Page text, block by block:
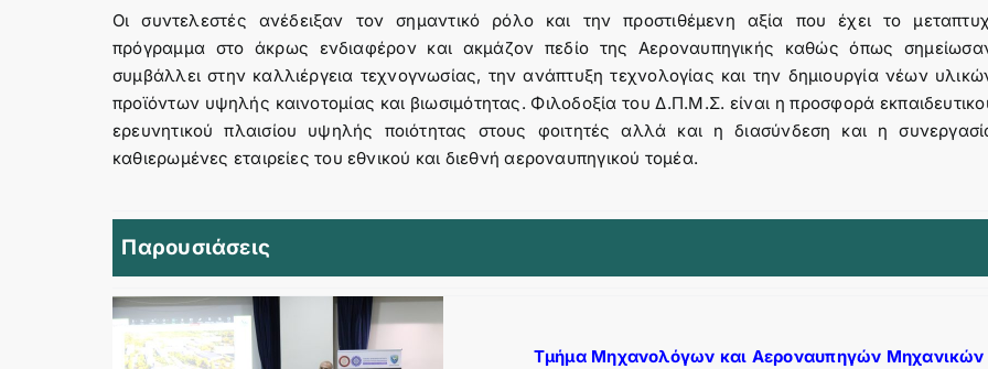
Οι συντελεστές ανέδειξαν τον σημαντικό ρόλο και την προστιθέμενη αξία που έχει το
πρόγραμμα στο άκρως ενδιαφέρον και ακμάζον πεδίο της Αεροναυπηγικής καθώς όπως
συμβάλλει στην καλλιέργεια τεχνογνωσίας, την ανάπτυξη τεχνολογίας και την δημιουργία νέων
προϊόντων υψηλής καινοτομίας και βιωσιμότητας. Φιλοδοξία του Δ.Π.Μ.Σ. είναι η προσφορά
ερευνητικού πλαισίου υψηλής ποιότητας στους φοιτητές αλλά και η διασύνδεση και η
καθιερωμένες εταιρείες του εθνικού και διεθνή αεροναυπηγικού τομέα.
Παρουσιάσεις
Τμήμα Μηχανολόγων και Αεροναυπηγών Μηχανικών